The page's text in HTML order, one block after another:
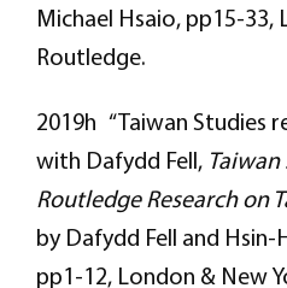
Michael Hsaio, pp15-33,
Routledge.
2019h “Taiwan Studies
with Dafydd Fell,
Routledge Research on
by Dafydd Fell and
pp1-12, London & New